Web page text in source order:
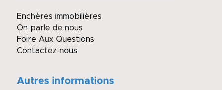
Enchères immobilières
On parle de nous
Foire Aux Questions
Contactez-nous
Autres informations